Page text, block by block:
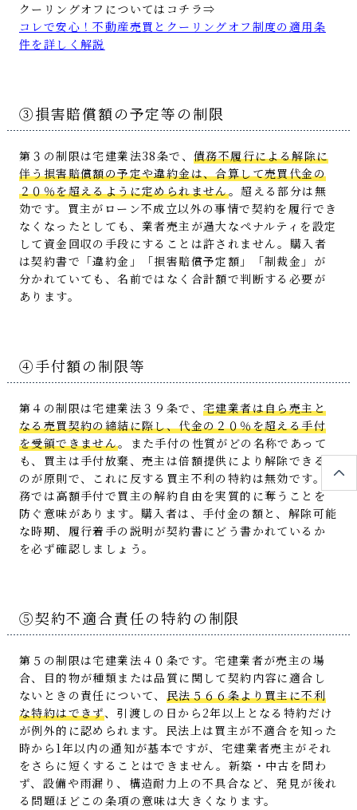
クーリングオフについてはコチラ⇒
コレで安心！不動産売買とクーリングオフ制度の適用条
件を詳しく解説
③損害賠償額の予定等の制限
第３の制限は宅建業法38条で、 債務不履行による解除に
伴う損害賠償額の予定や違約金は、合算して売買代金の
２０％を超えるように定められません。超える部分は無
効です。買主がローン不成立以外の事情で契約を履行でき
なくなったとしても、業者売主が過大なペナルティを設定
して資金回収の手段にすることは許されません。購入者
は契約書で「違約金」「損害賠償予定額」「制裁金」が
分かれていても、名前ではなく合計額で判断する必要が
あります。
④手付額の制限等
第４の制限は宅建業法３９条で、 宅建業者は自ら売主と
なる売買契約の締結に際し、代金の２０％を超える手付
を受領できません。また手付の性質がどの名称であって
も、買主は手付放棄、売主は倍額提供により解除できる
のが原則で、これに反する買主不利の特約は無効です。実
務では高額手付で買主の解約自由を実質的に奪うことを
防ぐ意味があります。購入者は、手付金の額と、解除可能
な時期、履行着手の説明が契約書にどう書かれているか
を必ず確認しましょう。
⑤契約不適合責任の特約の制限
第５の制限は宅建業法４０条です。宅建業者が売主の場
合、目的物が種類または品質に関して契約内容に適合し
ないときの責任について、 民法５６６条より買主に不利
な特約はできず、引渡しの日から2年以上となる特約だけ
が例外的に認められます。民法上は買主が不適合を知った
時から1年以内の通知が基本ですが、宅建業者売主がそれ
をさらに短くすることはできません。新築・中古を問わ
ず、設備や雨漏り、構造耐力上の不具合など、発見が後れ
る問題ほどこの条項の意味は大きくなります。